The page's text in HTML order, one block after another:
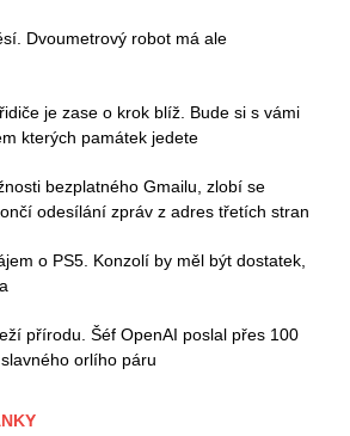
Dvoumetrový robot má ale
je zase o krok blíž. Bude si s vámi
kterých památek jedete
bezplatného Gmailu, zlobí se
odesílání zpráv z adres třetích stran
o PS5. Konzolí by měl být dostatek,
přírodu. Šéf OpenAI poslal přes 100
orlího páru